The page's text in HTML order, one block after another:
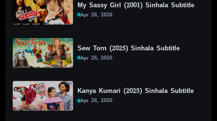
My Sassy Girl (2001) Sinhala Subtitle
Apr 26, 2026
Sew Torn (2025) Sinhala Subtitle
Apr 26, 2026
Kanya Kumari (2025) Sinhala Subtitle
Apr 26, 2026